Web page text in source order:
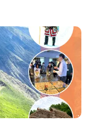
もワクワクに変え
の説明会をご活用
視聴（☆上の動画で
域留学」を知りたい
制について解説しま
ページを公開しま
たい方へ〜 「現地で
会です。その場所な
🚩現在公開中の個別
)】北海道平取町
情報▼おためし地域
いなデザインが好
おためし地域留学体
の枠を超えて学校生活
グラムです。はじ
しっかりとサポート
町（ありたちょ
から400年以上続く
土を焼いてつくるも
ています。世界で
まれました。長い歴
て“つくる人の想